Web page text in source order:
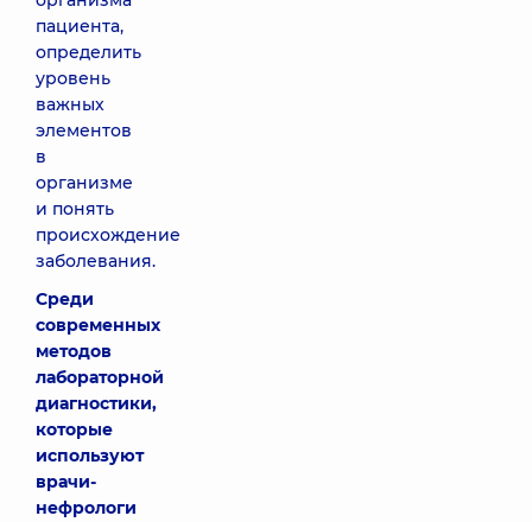
пациента,
определить
уровень
важных
элементов
в
организме
и понять
происхождение
заболевания.
Среди
современных
методов
лабораторной
диагностики,
которые
используют
врачи-
нефрологи